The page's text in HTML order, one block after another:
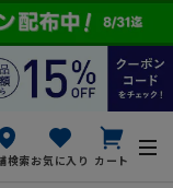
検索お気に入り カート